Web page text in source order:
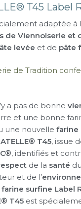
T45 Label
adaptée à
de Viennoiserie et
levée et de pâte
de Tradition
a pas de bonne
et une bonne
une nouvelle farine
T45, issue
, identifiés et
de la santé du
et de l’
farine surfine Label
T45 est